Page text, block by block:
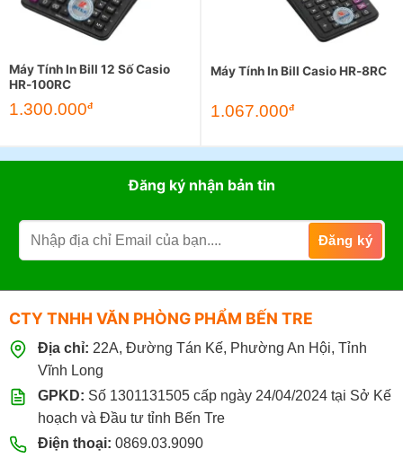
Máy Tính In Bill 12 Số Casio
HR-100RC
1.300.000đ
Máy Tính In Bill Casio HR-8RC
1.067.000đ
Đăng ký nhận bản tin
CTY TNHH VĂN PHÒNG PHẨM BẾN TRE
Địa chỉ: 22A, Đường Tán Kế, Phường An Hội, Tỉnh
Vĩnh Long
GPKD: Số 1301131505 cấp ngày 24/04/2024 tại Sở Kế
hoạch và Đầu tư tỉnh Bến Tre
Điện thoại: 0869.03.9090